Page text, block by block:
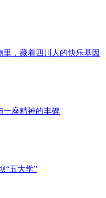
，藏着四川人的快乐基因
一座精神的丰碑
“五大学”